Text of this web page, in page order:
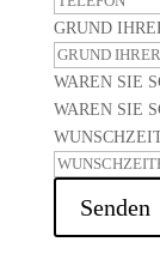
GRUND
WAREN SIE
WAREN SIE
Senden